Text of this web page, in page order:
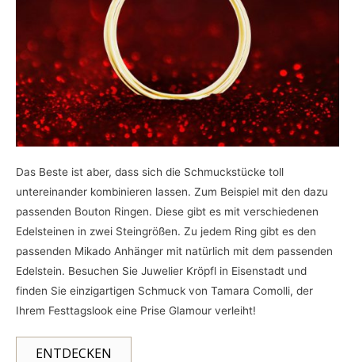
Das Beste ist aber, dass sich die Schmuckstücke toll
untereinander kombinieren lassen. Zum Beispiel mit den dazu
passenden Bouton Ringen. Diese gibt es mit verschiedenen
Edelsteinen in zwei Steingrößen. Zu jedem Ring gibt es den
passenden Mikado Anhänger mit natürlich mit dem passenden
Edelstein. Besuchen Sie Juwelier Kröpfl in Eisenstadt und
finden Sie einzigartigen Schmuck von Tamara Comolli, der
Ihrem Festtagslook eine Prise Glamour verleiht!
ENTDECKEN